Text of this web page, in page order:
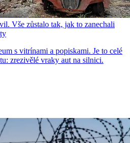
Vše zůstalo tak, jak to zanechali
s vitrínami a popiskami. Je to celé
zrezivělé vraky aut na silnici.